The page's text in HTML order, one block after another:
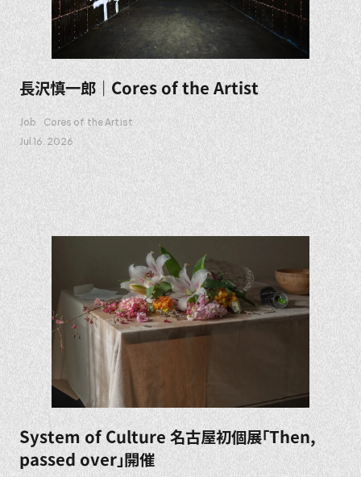
長沢慎一郎｜Cores of the Artist
Job
Cores of the Artist
Jul 16. 2026
System of Culture 名古屋初個展「Then,
passed over」開催